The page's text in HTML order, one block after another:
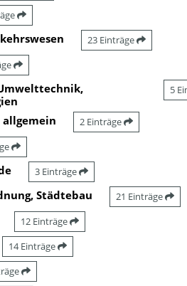
23 Einträge
5
allgemein 2 Einträge
3 Einträge
Städtebau 21 Einträge
12 Einträge
14 Einträge